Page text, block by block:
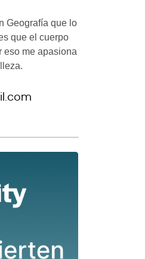
Geografía que lo
que el cuerpo
eso me apasiona